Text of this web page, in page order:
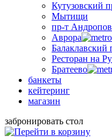
Кутузовский
Мытищи
пр-т
Аврора
Балаклавский
Ресторан на
Братеево
банкеты
кейтеринг
магазин
забронировать стол